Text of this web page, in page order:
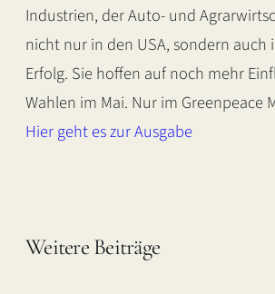
Industrien, der Auto- und
nicht nur in den USA, sondern auch
Erfolg. Sie hoffen auf noch mehr
Wahlen im Mai. Nur im Greenpeace
Hier geht es zur Ausgabe
Weitere Beiträge